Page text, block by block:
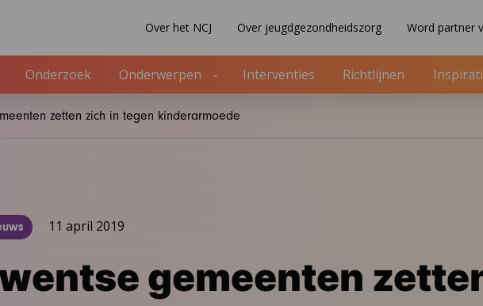
Over het NCJ Over jeugdgezondheidszorg Word partner
Onderzoek Onderwerpen Interventies Richtlijnen
zetten zich in tegen kinderarmoede
11 april 2019
gemeenten